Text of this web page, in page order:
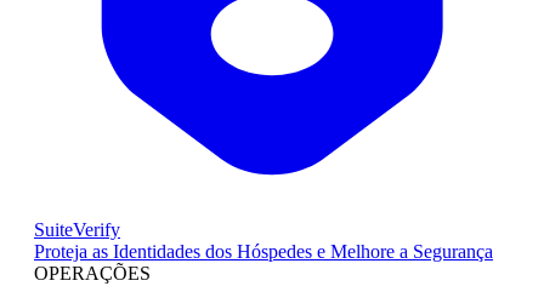
SuiteVerify
Proteja as Identidades dos Hóspedes e Melhore a Segurança
OPERAÇÕES